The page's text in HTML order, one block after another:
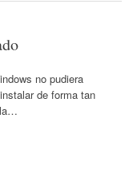
no pudiera
de forma tan
la…